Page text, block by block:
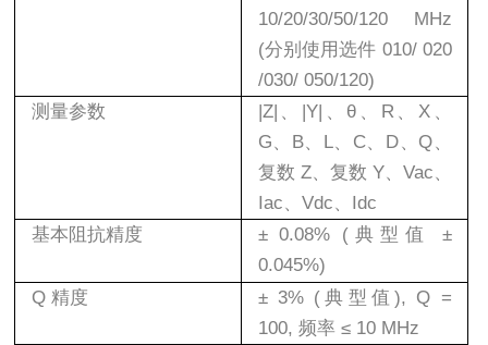
10/20/30/50/120 MHz
(分别使用选件 010/ 020
/030/ 050/120)
测量参数
|Z| 、 |Y| 、 θ 、 R 、X 、
G、 B、 L、 C、 D、 Q、
复数 Z、复数 Y、 Vac、
Iac、 Vdc、 Idc
基本阻抗精度
± 0.08% ( 典型值 ±
0.045%)
Q精度 ± 3% ( 典型值), Q =
100, 频率 ≤ 10 MHz